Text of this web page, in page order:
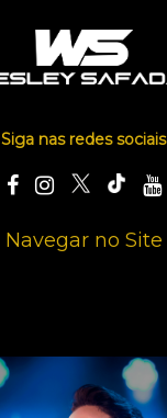
Siga nas redes sociais
Navegar no Site